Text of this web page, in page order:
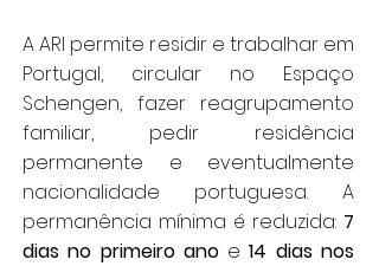
A ARI permite residir e trabalhar em
Portugal, circular no Espaço
Schengen, fazer reagrupamento
familiar, pedir residência
permanente e eventualmente
nacionalidade portuguesa. A
permanência mínima é reduzida: 7
dias no primeiro anoe14 dias nos